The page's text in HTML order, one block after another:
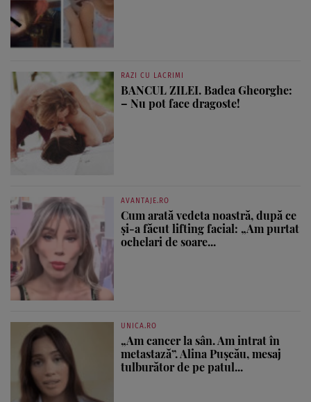
RAZI CU LACRIMI
BANCUL ZILEI. Badea Gheorghe:
– Nu pot face dragoste!
AVANTAJE.RO
Cum arată vedeta noastră, după ce
și-a făcut lifting facial: „Am purtat
ochelari de soare...
UNICA.RO
„Am cancer la sân. Am intrat în
metastază”. Alina Pușcău, mesaj
tulburător de pe patul...